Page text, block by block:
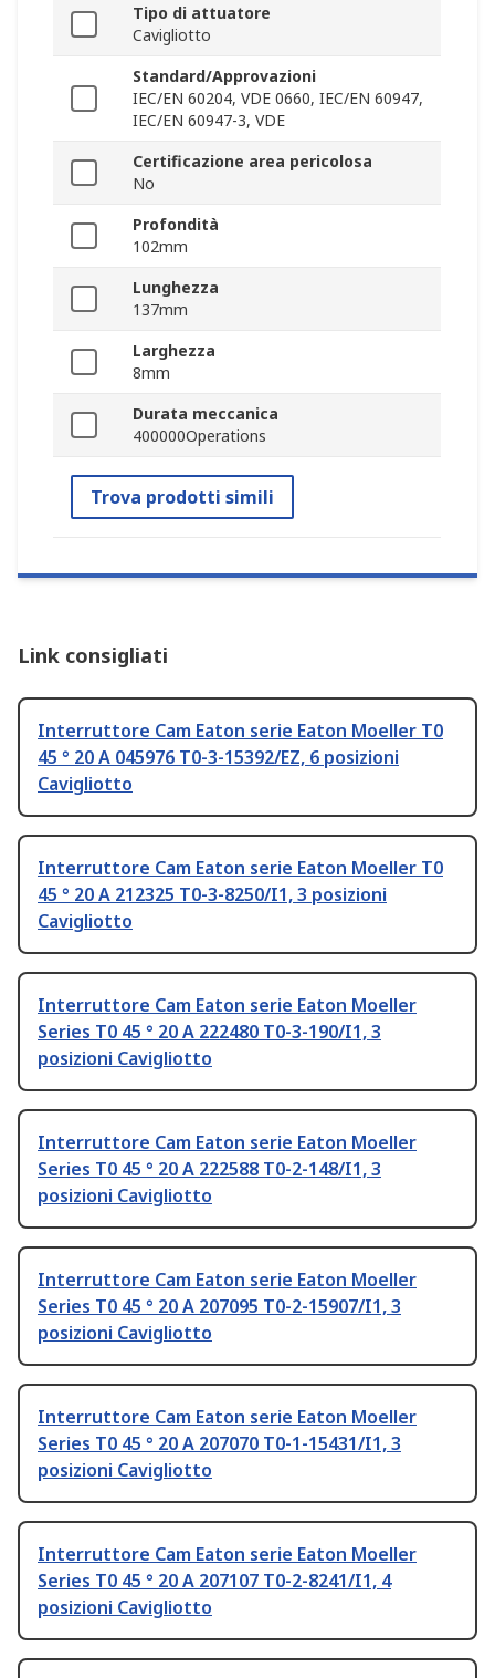
Tipo di attuatore
Cavigliotto
Standard/Approvazioni
IEC/EN 60204, VDE 0660, IEC/EN 60947,
IEC/EN 60947-3, VDE
Certificazione area pericolosa
No
Profondità
102mm
Lunghezza
137mm
Larghezza
8mm
Durata meccanica
400000Operations
Trova prodotti simili
Link consigliati
Interruttore Cam Eaton serie Eaton Moeller T0
45 ° 20 A 045976 T0-3-15392/EZ, 6 posizioni
Cavigliotto
Interruttore Cam Eaton serie Eaton Moeller T0
45 ° 20 A 212325 T0-3-8250/I1, 3 posizioni
Cavigliotto
Interruttore Cam Eaton serie Eaton Moeller
Series T0 45 ° 20 A 222480 T0-3-190/I1, 3
posizioni Cavigliotto
Interruttore Cam Eaton serie Eaton Moeller
Series T0 45 ° 20 A 222588 T0-2-148/I1, 3
posizioni Cavigliotto
Interruttore Cam Eaton serie Eaton Moeller
Series T0 45 ° 20 A 207095 T0-2-15907/I1, 3
posizioni Cavigliotto
Interruttore Cam Eaton serie Eaton Moeller
Series T0 45 ° 20 A 207070 T0-1-15431/I1, 3
posizioni Cavigliotto
Interruttore Cam Eaton serie Eaton Moeller
Series T0 45 ° 20 A 207107 T0-2-8241/I1, 4
posizioni Cavigliotto